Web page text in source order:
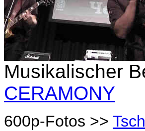
Musikalischer
CERAMONY
600p-Fotos >>